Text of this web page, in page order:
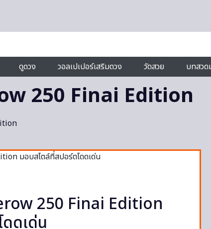
ดูดวง วอลเปเปอร์เสริมดวง วัดสวย บทสว
250 Finai Edition
250 Finai Edition
ดเด่น